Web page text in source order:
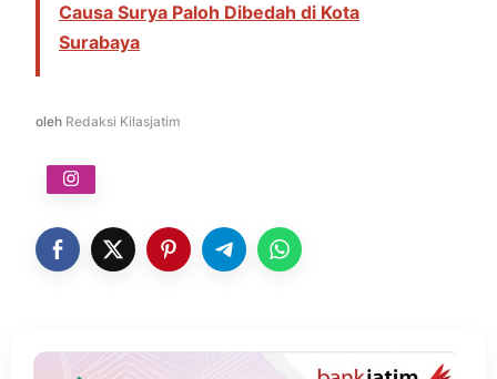
Causa Surya Paloh Dibedah di Kota
Surabaya
oleh Redaksi Kilasjatim